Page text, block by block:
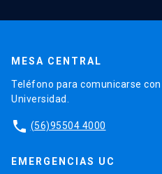
MESA CENTRAL
Teléfono para comunicarse
Universidad.
phone (56)95504 4000
EMERGENCIAS UC